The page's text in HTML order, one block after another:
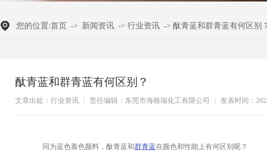
您的位置:首页 -> 新闻资讯 -> 行业资讯 -> 酞青蓝和群青蓝有何区别
酞青蓝和群青蓝有何区别？
文章出处：行业资讯 责任编辑：东莞市海格瑞化工有限公司 发表时间：
同为蓝色着色颜料，酞青蓝和群青蓝在颜色和性能上有何区别呢？